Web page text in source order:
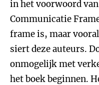
in het voorwoord
Communicatie
frame is, maar
siert deze auteurs.
onmogelijk met
het boek beginnen.